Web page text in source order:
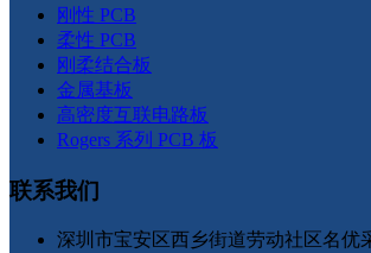
刚性 PCB
柔性 PCB
刚柔结合板
金属基板
高密度互联电路板
Rogers 系列 PCB 板
联系我们
深圳市宝安区西乡街道劳动社区名优